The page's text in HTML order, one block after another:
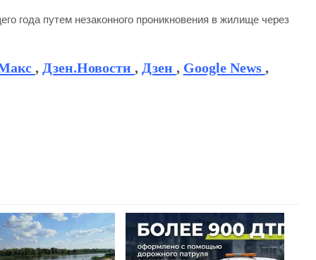
года путем незаконного проникновения в жилище через
, Дзен.Новости , Дзен , Google News ,